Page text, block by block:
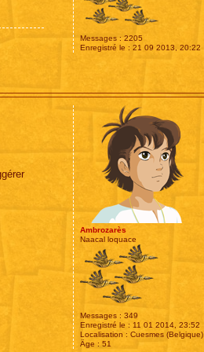
Messages : 2205
Enregistré le : 21 09 2013, 20:22
Ambrozarès
Naacal loquace
Messages : 349
Enregistré le : 11 01 2014, 23:52
Localisation : Cuesmes (Belgique)
Âge : 51